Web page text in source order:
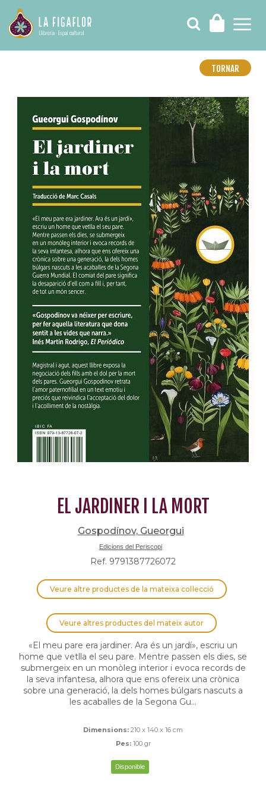
TORNAR
EL JARDINER I LA MORT
Gospodínov, Gueorgui
Edicions del Periscopi
Ref. 9791387726072
Veure altre productes de la mateixa col·lecció
Veure altres productes del mateix autor
«El meu pare era jardiner. Ara és un jardí», escriu un
home que vetlla el seu pare. Mentre passen els dies, se
submergeix en un monòleg interior i evoca records de
la seva infantesa, alhora que ens ofereix una crònica
sobre una generació, la dels homes búlgars nascuts a
les acaballes de la Segona Gu...
Dimensions: 210 x 140 x 16 cm
Pes: 100 gr
Disponible